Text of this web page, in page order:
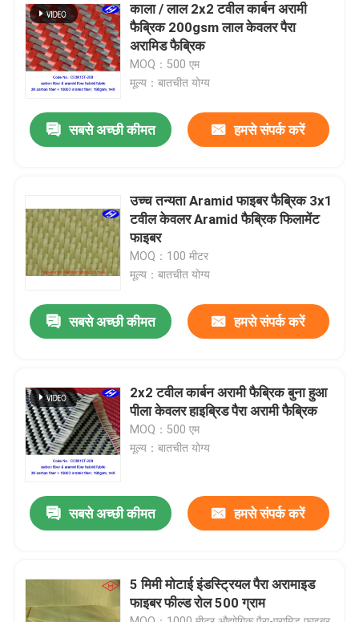
उत्पाद
वीडियो
हमारे बारे में
गुणवत्ता नियंत्रण
हमसे संपर्क करें
समाचार
कार्बन अरामी फैब्रिक
काला / लाल 2x2 टवील कार्बन अरामी
फैब्रिक 200gsm लाल केवलर पैरा
अरामिड फैब्रिक
MOQ：500 एम
मूल्य：बातचीत योग्य
सबसे अच्छी कीमत हमसे संपर्क करें
उच्च तन्यता Aramid फाइबर फैब्रिक 3x1
टवील केवलर Aramid फैब्रिक फिलामेंट
फाइबर
MOQ：100 मीटर
मूल्य：बातचीत योग्य
सबसे अच्छी कीमत हमसे संपर्क करें
2x2 टवील कार्बन अरामी फैब्रिक बुना हुआ
पीला केवलर हाइब्रिड पैरा अरामी फैब्रिक
MOQ：500 एम
मूल्य：बातचीत योग्य
सबसे अच्छी कीमत हमसे संपर्क करें
5 मिमी मोटाई इंडस्ट्रियल पैरा अरामाइड
फाइबर फील्ड रोल 500 ग्राम